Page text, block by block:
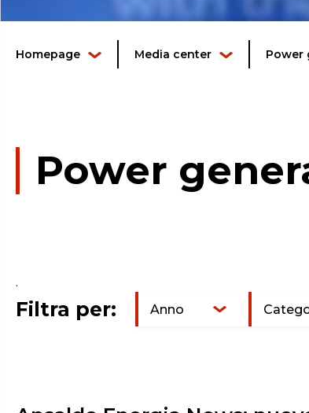
Homepage Media center Power
Power
.
Filtra per: Anno